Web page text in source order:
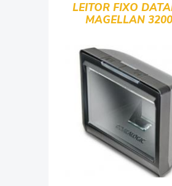
LEITOR FIXO
MAGELLAN